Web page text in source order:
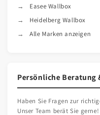
Easee Wallbox
Heidelberg Wallbox
Alle Marken anzeigen
Persönliche Beratung
Haben Sie Fragen zur
Unser Team berät Sie